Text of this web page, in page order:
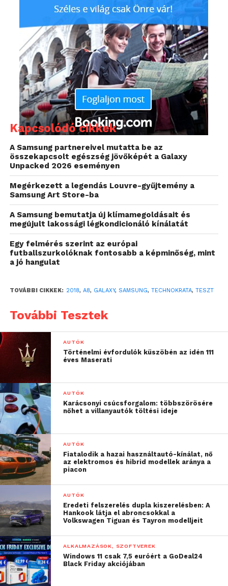
Benyomások
Amikor először kicsomagoltam, meglepődtem a
súlyán, hiszen érezhetően nehezebb, mint az S8,
ugyanis 172 grammot nyom, míg az S8 csak 155-öt.
Ez nüansznyinak tűnhet, de ha egymás után veszi
kezébe az ember a két készüléket, rendesen
érezhető a különbség. Sebaj, legalább van benne
függetlenül a telefon külsőre kecses, a képernyő
képernyő (5.6” Infinity Display). Ha a külsőben nem
dolgot, ami nekem szemet szúrt (illetve ezesetben
ujjat), az nem más, mint a gombnyomás „ereje”.
Rendesen adni kell neki, hogy érzékelje a nyomást,
zsebében, tehát ’valamit valamiért’ elven
készülhetett a konstrukció, én speciel jobban
szeretem a puhább, könnyebben nyomkodható
fizikai gombokat (ez minden fajta kütyüre értendő).
Kapcsolódó cikkek
A Samsung partnereivel mutatta be az
összekapcsolt egészség jövőképét a Galaxy
Unpacked 2026 eseményen
Megérkezett a legendás Louvre-gyűjtemény a
Samsung Art Store-ba
A Samsung bemutatja új klímamegoldásait és
megújult lakossági légkondicionáló kínálatát
Egy felmérés szerint az európai
futballszurkolóknak fontosabb a képminőség, mint
a jó hangulat
TOVÁBBI CIKKEK: 2018, A8, GALAXY, SAMSUNG, TECHNOKRATA, TESZT
További Tesztek
AUTÓK
Történelmi évfordulók küszöbén az idén 111
éves Maserati
AUTÓK
Karácsonyi csúcsforgalom: többszörösére
nőhet a villanyautók töltési ideje
AUTÓK
Fiatalodik a hazai használtautó-kínálat, nő
az elektromos és hibrid modellek aránya a
piacon
AUTÓK
Eredeti felszerelés dupla kiszerelésben: A
Hankook látja el abroncsokkal a
Volkswagen Tiguan és Tayron modelljeit
ALKALMAZÁSOK, SZOFTVEREK
Windows 11 csak 7,5 euróért a GoDeal24
Black Friday akciójában